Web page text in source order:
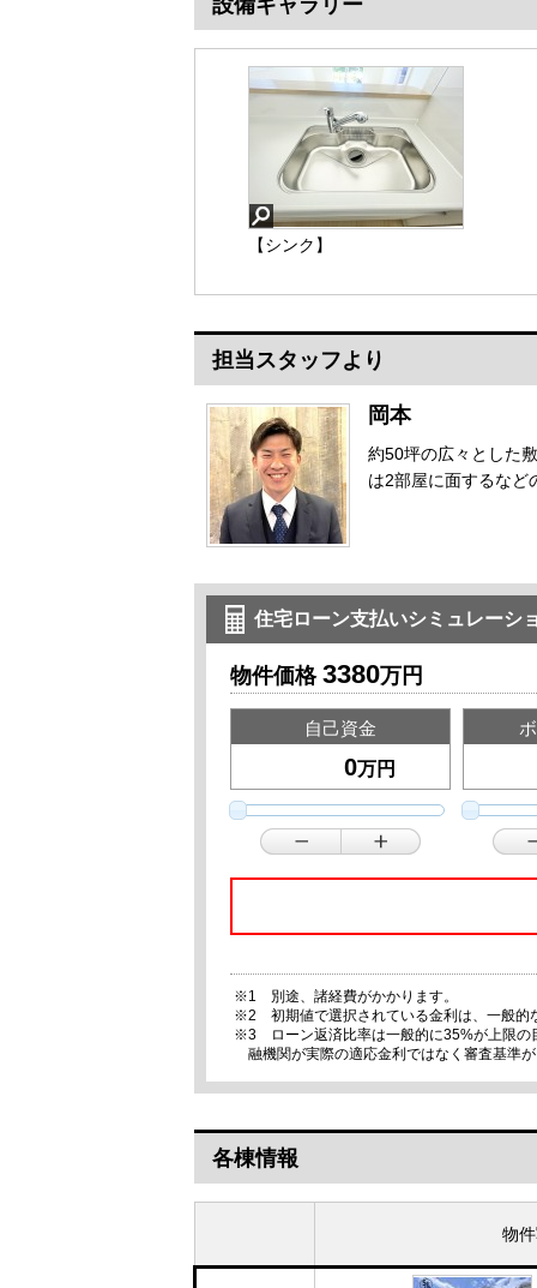
【シンク】
担当スタッフより
岡本
約50坪の広々とした
は2部屋に面するなど
住宅ローン支払いシミュレーシ
物件価格 3380万円
自己資金
万円
※1 別途、諸経費がかかります。
※2 初期値で選択されている金利は、一般的
※3 ローン返済比率は一般的に35%が上限の
融機関が実際の適応金利ではなく審査基準
各棟情報
物